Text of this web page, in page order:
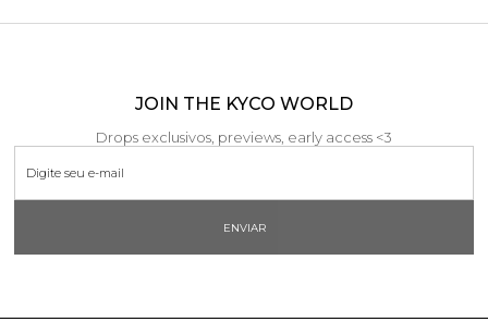
JOIN THE KYCO WORLD
Drops exclusivos, previews, early access <3
ENVIAR